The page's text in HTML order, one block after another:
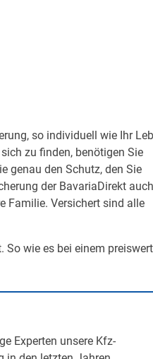
so individuell wie Ihr
zu finden, benötigen Sie
genau den Schutz, den Sie
der BavariaDirekt auch
Familie. Versichert sind alle
So wie es bei einem
Experten unsere Kfz-